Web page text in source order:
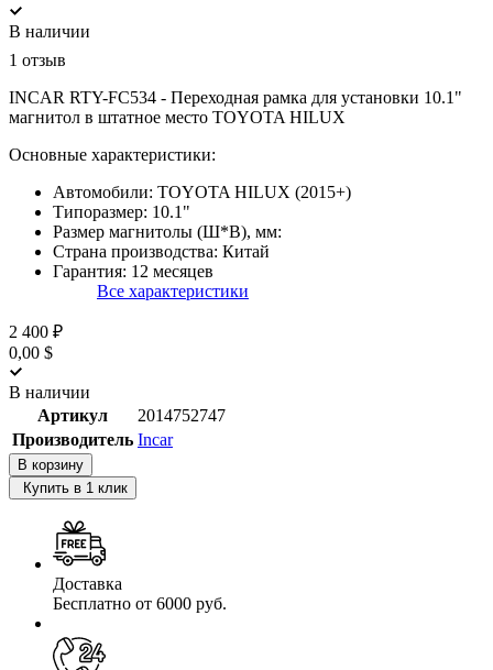
В наличии
1 отзыв
INCAR RTY-FC534 - Переходная рамка для установки 10.1"
магнитол в штатное место TOYOTA HILUX
Основные характеристики:
Автомобили: TOYOTA HILUX (2015+)
Типоразмер: 10.1"
Размер магнитолы (Ш*В), мм:
Страна производства: Китай
Гарантия: 12 месяцев
Все характеристики
2 400 ₽
0,00 $
В наличии
Артикул
2014752747
Производитель Incar
В корзину
Купить в 1 клик
Доставка
Бесплатно от 6000 руб.